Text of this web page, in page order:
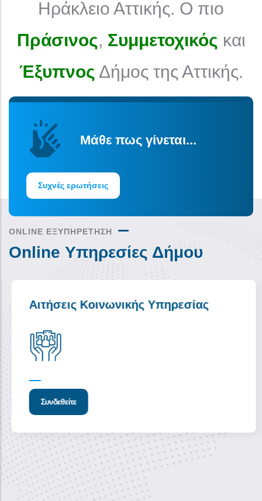
Ηράκλειο Αττικής. Ο πιο
Πράσινος, Συμμετοχικός και
Έξυπνος Δήμος της Αττικής.
Μάθε πως γίνεται...
Συχνές ερωτήσεις
ONLINE ΕΞΥΠΗΡΕΤΗΣΗ
Online Υπηρεσίες Δήμου
Αιτήσεις Κοινωνικής Υπηρεσίας
Συνδεθείτε